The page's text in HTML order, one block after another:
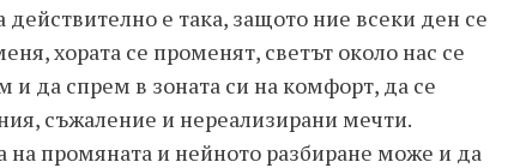
действително е така, защото ние всеки ден се
хората се променят, светът около нас се
да спрем в зоната си на комфорт, да се
съжаление и нереализирани мечти.
на промяната и нейното разбиране може и да